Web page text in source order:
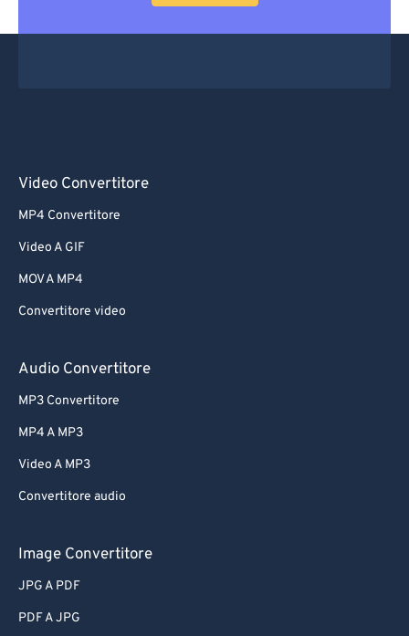
Video Convertitore
MP4 Convertitore
Video A GIF
MOV A MP4
Convertitore video
Audio Convertitore
MP3 Convertitore
MP4 A MP3
Video A MP3
Convertitore audio
Image Convertitore
JPG A PDF
PDF A JPG